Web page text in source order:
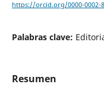
https://orcid.org/0000-0002-
Palabras clave:
Resumen